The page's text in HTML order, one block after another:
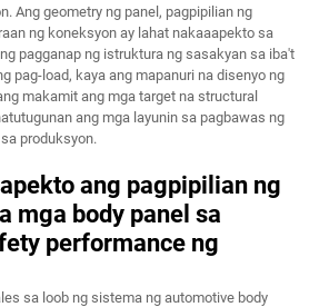
Ang geometry ng panel, pagpipilian ng
ng koneksyon ay lahat nakaaapekto sa
pagganap ng istruktura ng sasakyan sa iba't
pag-load, kaya ang mapanuri na disenyo ng
makamit ang mga target na structural
ang mga layunin sa pagbawas ng
produksyon.
ang pagpipilian ng
mga body panel sa
performance ng
sa loob ng sistema ng automotive body